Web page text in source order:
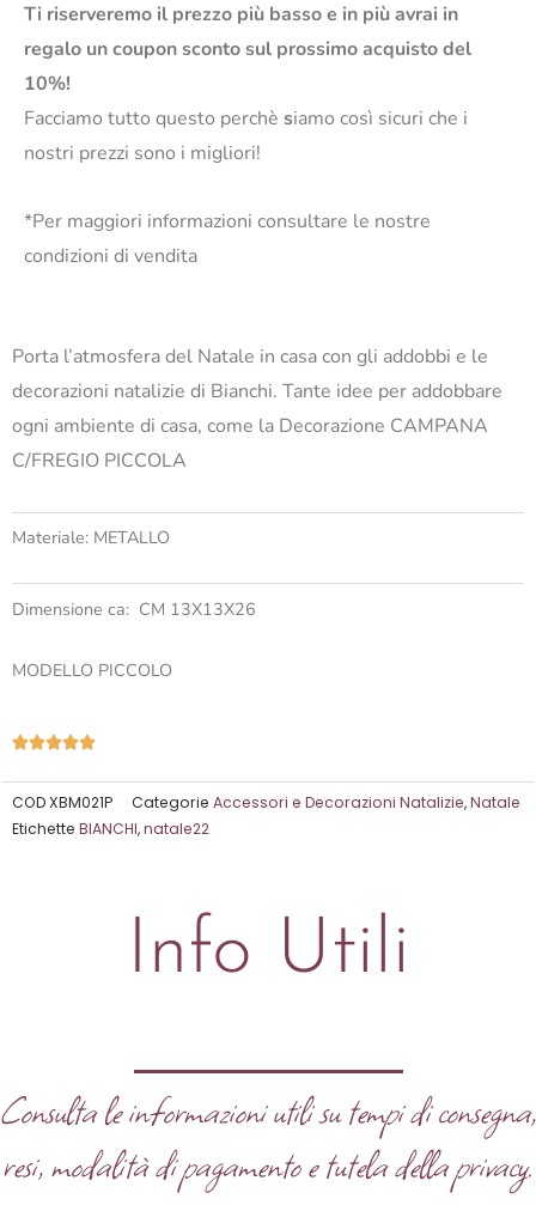
Ti riserveremo il prezzo più basso e in più avrai in
regalo un coupon sconto sul prossimo acquisto del
10%!
Facciamo tutto questo perchè siamo così sicuri che i
nostri prezzi sono i migliori!
*Per maggiori informazioni consultare le nostre
condizioni di vendita
Porta l’atmosfera del Natale in casa con gli addobbi e le
decorazioni natalizie di Bianchi. Tante idee per addobbare
ogni ambiente di casa, come la Decorazione CAMPANA
C/FREGIO PICCOLA
Materiale: METALLO
Dimensione ca: CM 13X13X26
MODELLO PICCOLO
Valutazione
su
5
CODXBM021P Categorie Accessori e Decorazioni Natalizie,Natale
Etichette BIANCHI,natale22
Info Utili
Consulta le informazioni utili su tempi di consegna,
resi, modalità di pagamento e tutela della privacy.